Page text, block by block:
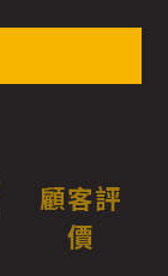
顧客評
價